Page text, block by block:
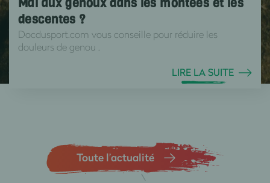
descentes ?
Docdusport.com vous conseille pour réduire les
douleurs de genou .
LIRE LA SUITE
Toute l’actualité